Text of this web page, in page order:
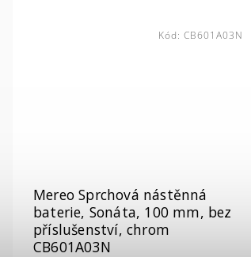
Mereo Sprchová nástěnná
baterie, Sonáta, 100 mm, bez
příslušenství, chrom
CB601A03N
Kód:CB601A03N